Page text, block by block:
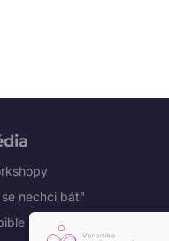
nechci bát"